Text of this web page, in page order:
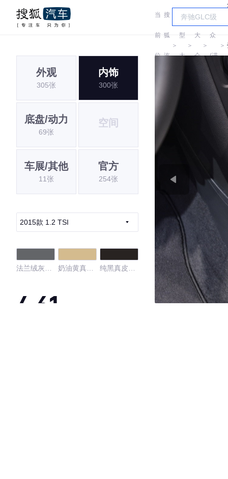
当
前
位
搜
狐
汽
＞
车
型
大
＞
大
众
＞
大
众
(进
口)
＞
外观
305张
内饰
300张
底盘/动力
69张
空间
车展/其他
11张
官方
254张
2015款 1.2 TSI
法兰绒灰真
奶油黄真皮
纯黑真皮内
4.61